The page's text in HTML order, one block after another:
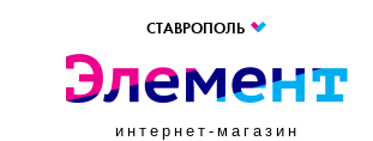
СТАВРОПОЛЬ
интернет-магазин